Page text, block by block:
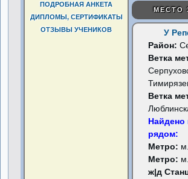
ПОДРОБНАЯ АНКЕТА
ДИПЛОМЫ, СЕРТИФИКАТЫ
ОТЗЫВЫ УЧЕНИКОВ
МЕСТО
У
Район:
Ветка
Ветка
Найдено
рядом:
Метро:
Метро:
ж|д